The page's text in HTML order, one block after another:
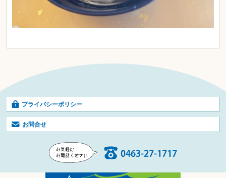
プライバシーポリシー
お問合せ